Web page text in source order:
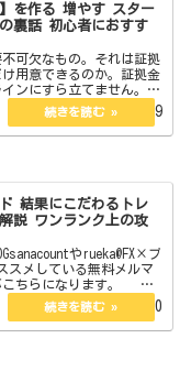
を作る 増やす スター
裏話 初心者におすす
不可欠なもの。それは証拠
用意できるのか。証拠金
ンにすら立てません。今
方を教えます。また初心者
それらについても言及して
2022.06.19
結果にこだわるトレ
説 ワンランク上の攻
やrueka@FX×ブ
スメしている無料メルマ
こちらになります。
ダーが総合監修したFX投
ラー12…
2022.09.20